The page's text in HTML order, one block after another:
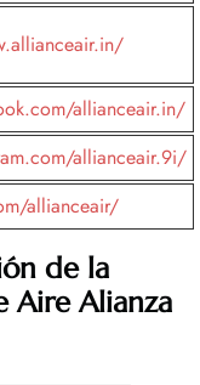
allianceair.in/
allianceair.9i/
allianceair/
de la
Aire Alianza